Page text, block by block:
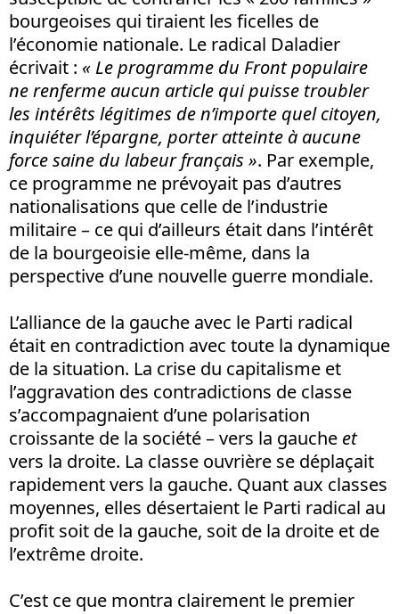
bourgeoises qui tiraient les ficelles de
l’économie nationale. Le radical Daladier
écrivait : « Le programme du Front populaire
ne renferme aucun article qui puisse troubler
les intérêts légitimes de n’importe quel citoyen,
inquiéter l’épargne, porter atteinte à aucune
force saine du labeur français ». Par exemple,
ce programme ne prévoyait pas d’autres
nationalisations que celle de l’industrie
militaire – ce qui d’ailleurs était dans l’intérêt
de la bourgeoisie elle-même, dans la
perspective d’une nouvelle guerre mondiale.
L’alliance de la gauche avec le Parti radical
était en contradiction avec toute la dynamique
de la situation. La crise du capitalisme et
l’aggravation des contradictions de classe
s’accompagnaient d’une polarisation
croissante de la société – vers la gauche et
vers la droite. La classe ouvrière se déplaçait
rapidement vers la gauche. Quant aux classes
moyennes, elles désertaient le Parti radical au
profit soit de la gauche, soit de la droite et de
l’extrême droite.
C’est ce que montra clairement le premier